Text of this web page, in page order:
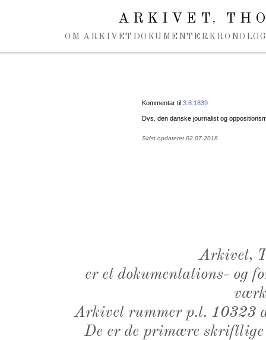
ARKIVET,
OM ARKIVET DOKUMENTER
Kommentar til 3.8.1839
Dvs. den danske journalist og
Sidst opdateret 02.07.2018
Arkivet,
er et dokumentations- og
Arkivet rummer p.t. 10323
De er de primære